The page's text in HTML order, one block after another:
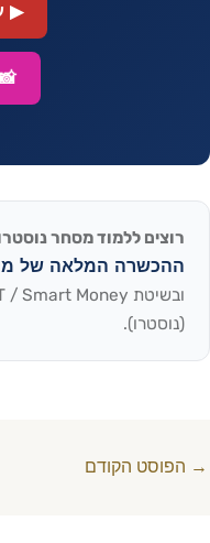
▶
רוצים ללמוד מסחר נוסטרו
ההכשרה המלאה של
(נוסטרו).
→ הפוסט הקודם